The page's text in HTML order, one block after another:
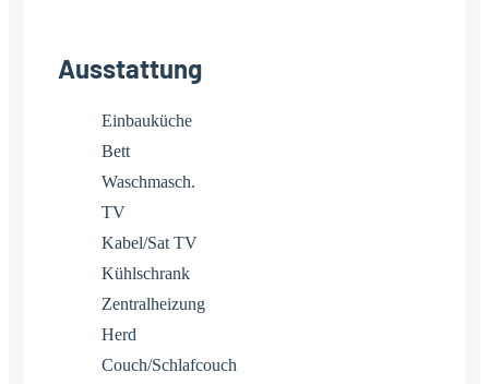
Ausstattung
Einbauküche
Bett
Waschmasch.
TV
Kabel/Sat TV
Kühlschrank
Zentralheizung
Herd
Couch/Schlafcouch